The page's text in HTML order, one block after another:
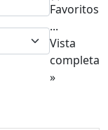
Favoritos
...
Vista
completa
»